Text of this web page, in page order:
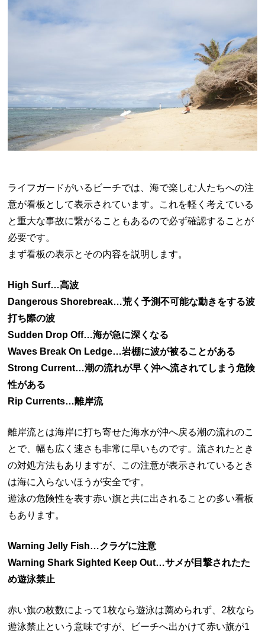
ライフガードがいるビーチでは、海で楽しむ人たちへの注
意が看板として表示されています。これを軽く考えている
と重大な事故に繋がることもあるので必ず確認することが
必要です。
まず看板の表示とその内容を説明します。
High Surf…高波
Dangerous Shorebreak…荒く予測不可能な動きをする波
打ち際の波
Sudden Drop Off…海が急に深くなる
Waves Break On Ledge…岩棚に波が被ることがある
Strong Current…潮の流れが早く沖へ流されてしまう危険
性がある
Rip Currents…離岸流
離岸流とは海岸に打ち寄せた海水が沖へ戻る潮の流れのこ
とで、幅も広く速さも非常に早いものです。流されたとき
の対処方法もありますが、この注意が表示されているとき
は海に入らないほうが安全です。
遊泳の危険性を表す赤い旗と共に出されることの多い看板
もあります。
Warning Jelly Fish…クラゲに注意
Warning Shark Sighted Keep Out…サメが目撃されたた
め遊泳禁止
赤い旗の枚数によって1枚なら遊泳は薦められず、2枚なら
遊泳禁止という意味ですが、ビーチへ出かけて赤い旗が1